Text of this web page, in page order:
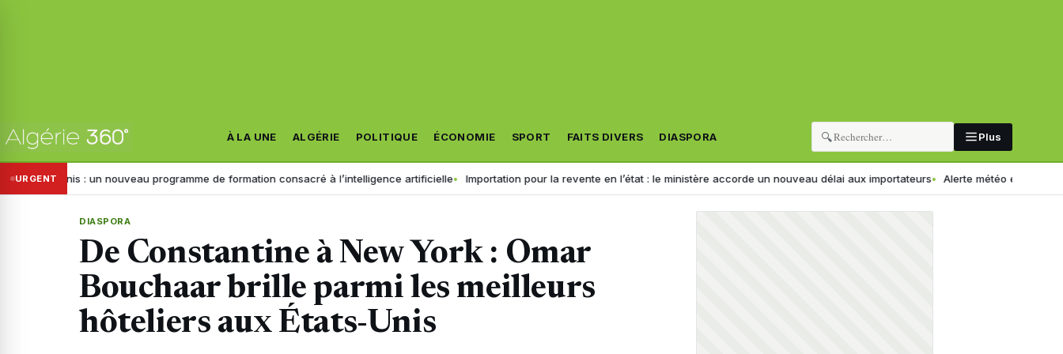
À LA UNE ALGÉRIE POLITIQUE ÉCONOMIE SPORT FAITS DIVERS DIASPORA 🔍 Plus
URGENT
: un nouveau programme de formation consacré à l’intelligence artificielle Importation pour la revente en l’état : le ministère accorde un nouveau délai aux importateurs Alerte météo en Algérie : pluies et
DIASPORA
De Constantine à New York : Omar
Bouchaar brille parmi les meilleurs
hôteliers aux États-Unis